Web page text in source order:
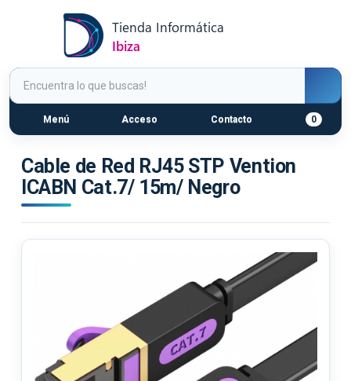
Menú Acceso Contacto 0
Cable de Red RJ45 STP Vention
ICABN Cat.7/ 15m/ Negro